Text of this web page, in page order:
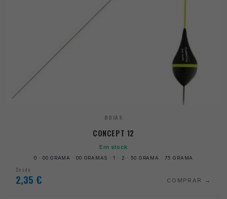
BOIAS
CONCEPT 12
Em stock
0 · 00 GRAMA · 00 GRAMAS · 1 · 2 · 50 GRAMA · 75 GRAMA
Desde
2,35 € COMPRAR